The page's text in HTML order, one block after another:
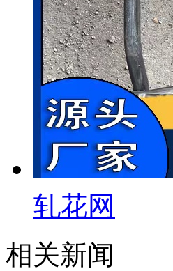
轧花网
相关新闻